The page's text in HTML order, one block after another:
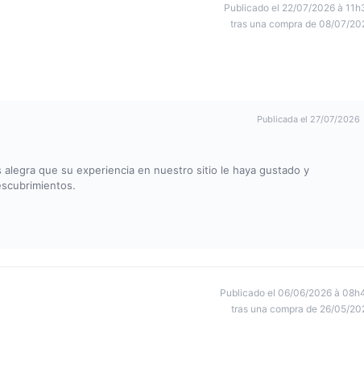
Publicado el 22/07/2026 à
tras una compra de 08/07/
Publicada el 27/07/2026
alegra que su experiencia en nuestro sitio le haya gustado y
Publicado el 06/06/2026 à
tras una compra de 26/05/